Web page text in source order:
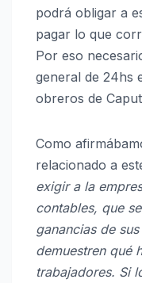
podrá obligar a
pagar lo que
Por eso
general de 24hs
obreros de
Como
relacionado a
exigir a la
contables, que
ganancias de
demuestren qué
trabajadores. Si